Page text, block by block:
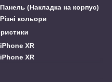
Панель (Накладка на корпус)
Різні кольори
iPhone XR
iPhone XR